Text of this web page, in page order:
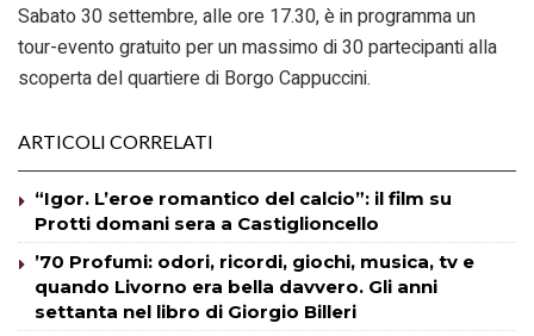
Sabato 30 settembre, alle ore 17.30, è in programma un
tour-evento gratuito per un massimo di 30 partecipanti alla
scoperta del quartiere di Borgo Cappuccini.
ARTICOLI CORRELATI
“Igor. L’eroe romantico del calcio”: il film su
Protti domani sera a Castiglioncello
’70 Profumi: odori, ricordi, giochi, musica, tv e
quando Livorno era bella davvero. Gli anni
settanta nel libro di Giorgio Billeri